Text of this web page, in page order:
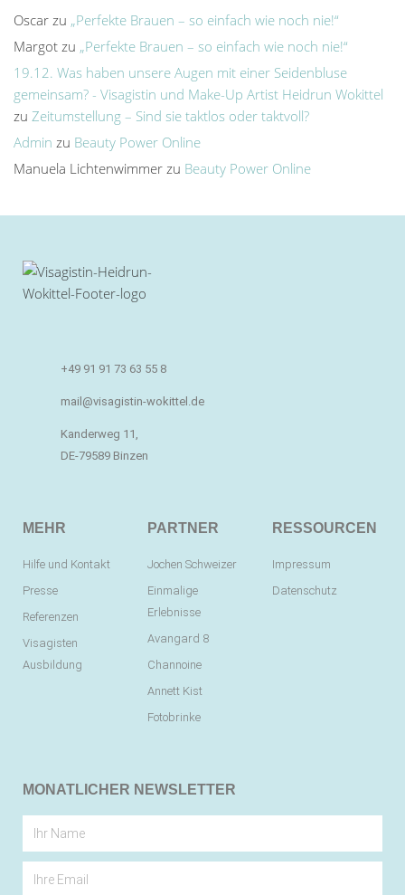
Oscar zu „Perfekte Brauen – so einfach wie noch nie!“
Margot zu „Perfekte Brauen – so einfach wie noch nie!“
19.12. Was haben unsere Augen mit einer Seidenbluse
gemeinsam? - Visagistin und Make-Up Artist Heidrun Wokittel
zu Zeitumstellung – Sind sie taktlos oder taktvoll?
Admin zu Beauty Power Online
Manuela Lichtenwimmer zu Beauty Power Online
+49 91 91 73 63 55 8
mail@visagistin-wokittel.de
Kanderweg 11,
DE-79589 Binzen
MEHR
Hilfe und Kontakt
Presse
Referenzen
Visagisten
Ausbildung
PARTNER
Jochen Schweizer
Einmalige
Erlebnisse
Avangard 8
Channoine
Annett Kist
Fotobrinke
RESSOURCEN
Impressum
Datenschutz
MONATLICHER NEWSLETTER